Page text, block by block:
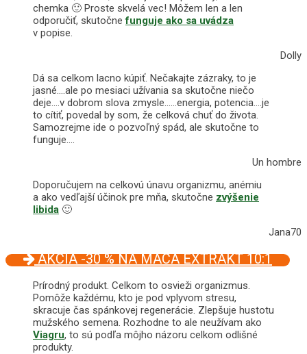
chemka 🙂 Proste skvelá vec! Môžem len a len
odporučiť, skutočnefunguje ako sa uvádza
v popise.
Dolly
Dá sa celkom lacno kúpiť. Nečakajte zázraky, to je
jasné….ale po mesiaci užívania sa skutočne niečo
deje….v dobrom slova zmysle……energia, potencia….je
to cítiť, povedal by som, že celková chuť do života.
Samozrejme ide o pozvoľný spád, ale skutočne to
funguje….
Un hombre
Doporučujem na celkovú únavu organizmu, anémiu
a ako vedľajší účinok pre mňa, skutočne zvýšenie
libida 🙂
Jana70
AKCIA -30 % NA MACA EXTRAKT 10:1
Prírodný produkt. Celkom to osvieži organizmus.
Pomôže každému, kto je pod vplyvom stresu,
skracuje čas spánkovej regenerácie. Zlepšuje hustotu
mužského semena. Rozhodne to ale neužívam ako
Viagru, to sú podľa môjho názoru celkom odlišné
produkty.